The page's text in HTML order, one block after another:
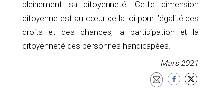
pleinement sa citoyenneté. Cette dimension
citoyenne est au cœur de la loi pour l’égalité des
droits et des chances, la participation et la
citoyenneté des personnes handicapées.
Mars 2021